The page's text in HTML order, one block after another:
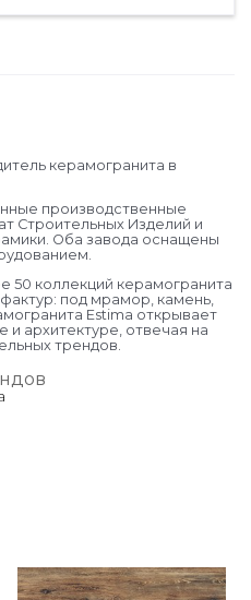
керамогранита в
производственные
Строительных Изделий и
Оба завода оснащены
50 коллекций керамогранита
под мрамор, камень,
Estima открывает
архитектуре, отвечая на
трендов.